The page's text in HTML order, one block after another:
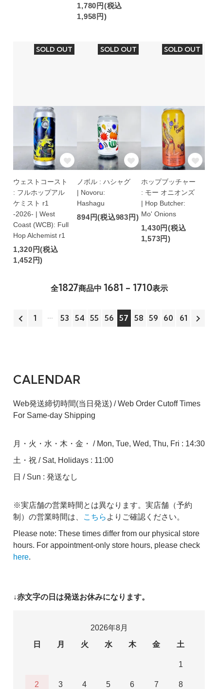
1,780円(税込
1,958円)
SOLD OUT
ウェストコースト
: フルホップアル
ケミスト r1
-2026- | West
Coast (WCB): Full
Hop Alchemist r1
1,320円(税込
1,452円)
SOLD OUT
ノボル : ハシャグ
| Novoru:
Hashagu
894円(税込983円)
SOLD OUT
ホップブッチャー
: モー オニオンズ
| Hop Butcher:
Mo' Onions
1,430円(税込
1,573円)
全1827商品中 1681 - 1710表示
1 53 54 55 56 57 58 59 60 61
CALENDAR
Web発送締切時間(当日発送) / Web Order Cutoff Times
For Same-day Shipping
月・火・水・木・金・ / Mon, Tue, Wed, Thu, Fri : 14:30
土・祝 / Sat, Holidays : 11:00
日 / Sun : 発送なし
※実店舗の営業時間とは異なります。実店舗（予約
制）の営業時間は、
こちら よりご確認ください。
Please note: These times differ from our physical store
hours. For appointment-only store hours, please check
here.
↓赤文字の日は発送お休みになります。
2026年8月
日
月 火 水 木 金 土
1
2 3 4 5 6 7 8